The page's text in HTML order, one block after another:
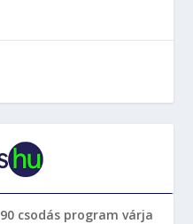
csodás program várja